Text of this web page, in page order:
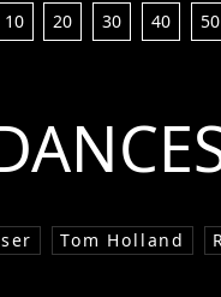
10 20 30 40 50
Tom Holland